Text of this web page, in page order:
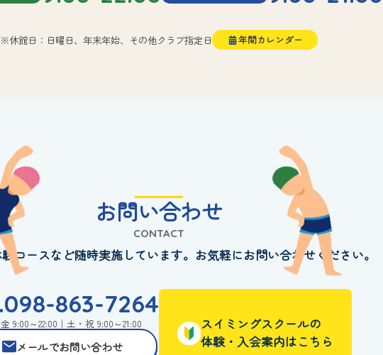
※休館日：日曜日、年末年始、その他クラブ指定日 年間カレンダー
お問い合わせ
CONTACT
コースなど随時実施しています。お気軽にお問い合わせください。
863-7264
9:00～22:00｜土・祝 9:00～21:00
メールでお問い合わせ
スイミングスクールの
体験・入会案内はこちら